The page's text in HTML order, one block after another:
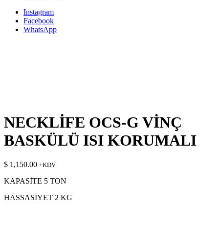
Instagram
Facebook
WhatsApp
NECKLİFE OCS-G VİNÇ
BASKÜLÜ ISI KORUMALI
$ 1,150.00 +KDV
KAPASİTE 5 TON
HASSASİYET 2 KG